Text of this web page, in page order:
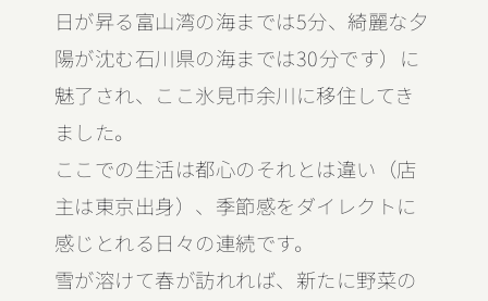
日が昇る富山湾の海までは5分、綺麗な夕
陽が沈む石川県の海までは30分です）に
魅了され、ここ氷見市余川に移住してき
ました。
ここでの生活は都心のそれとは違い（店
主は東京出身）、季節感をダイレクトに
感じとれる日々の連続です。
雪が溶けて春が訪れれば、新たに野菜の